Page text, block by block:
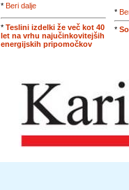
* Beri dalje
* Teslini izdelki že več kot 40
let na vrhu najučinkovitejših
energijskih pripomočkov
*
*